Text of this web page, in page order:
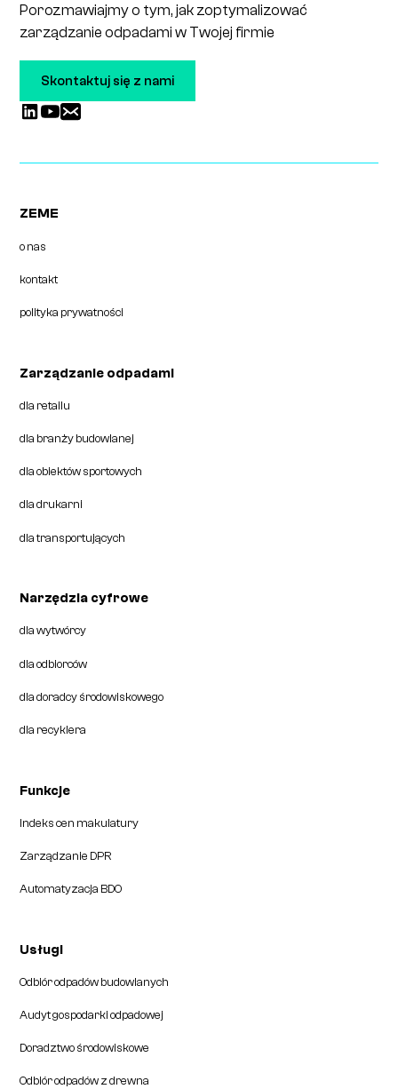
Porozmawiajmy o tym, jak zoptymalizować
zarządzanie odpadami w Twojej firmie
Skontaktuj się z nami
ZEME
o nas
kontakt
polityka prywatności
Zarządzanie odpadami
dla retailu
dla branży budowlanej
dla obiektów sportowych
dla drukarni
dla transportujących
Narzędzia cyfrowe
dla wytwórcy
dla odbiorców
dla doradcy środowiskowego
dla recyklera
Funkcje
Indeks cen makulatury
Zarządzanie DPR
Automatyzacja BDO
Usługi
Odbiór odpadów budowlanych
Audyt gospodarki odpadowej
Doradztwo środowiskowe
Odbiór odpadów z drewna